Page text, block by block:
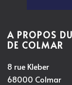
A PROPOS
DE COLMAR
8 rue Kleber
68000 Colmar